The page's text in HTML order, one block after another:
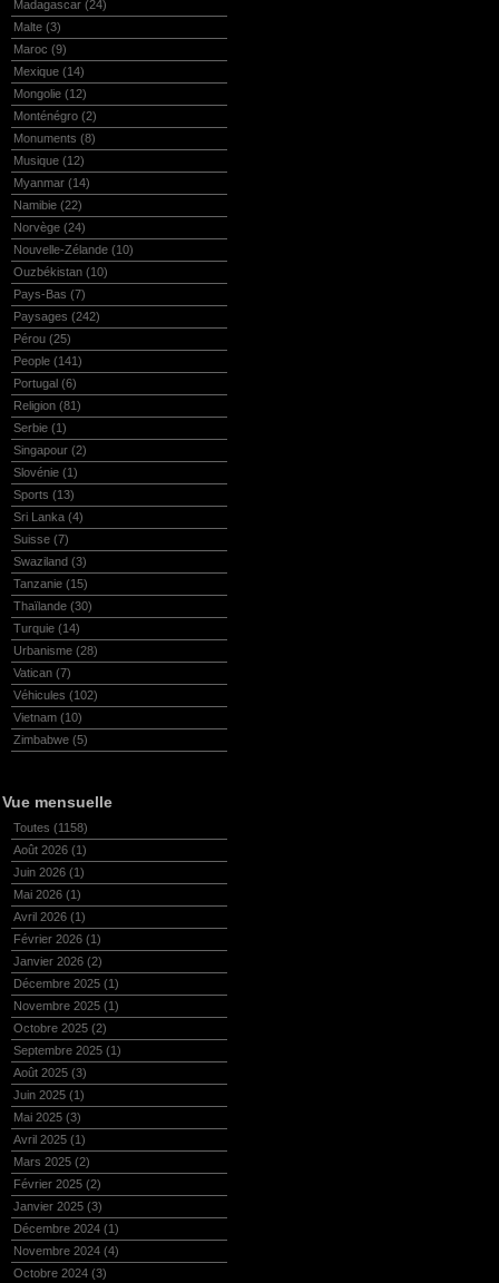
Madagascar (24)
Malte (3)
Maroc (9)
Mexique (14)
Mongolie (12)
Monténégro (2)
Monuments (8)
Musique (12)
Myanmar (14)
Namibie (22)
Norvège (24)
Nouvelle-Zélande (10)
Ouzbékistan (10)
Pays-Bas (7)
Paysages (242)
Pérou (25)
People (141)
Portugal (6)
Religion (81)
Serbie (1)
Singapour (2)
Slovénie (1)
Sports (13)
Sri Lanka (4)
Suisse (7)
Swaziland (3)
Tanzanie (15)
Thaïlande (30)
Turquie (14)
Urbanisme (28)
Vatican (7)
Véhicules (102)
Vietnam (10)
Zimbabwe (5)
Vue mensuelle
Toutes (1158)
Août 2026 (1)
Juin 2026 (1)
Mai 2026 (1)
Avril 2026 (1)
Février 2026 (1)
Janvier 2026 (2)
Décembre 2025 (1)
Novembre 2025 (1)
Octobre 2025 (2)
Septembre 2025 (1)
Août 2025 (3)
Juin 2025 (1)
Mai 2025 (3)
Avril 2025 (1)
Mars 2025 (2)
Février 2025 (2)
Janvier 2025 (3)
Décembre 2024 (1)
Novembre 2024 (4)
Octobre 2024 (3)